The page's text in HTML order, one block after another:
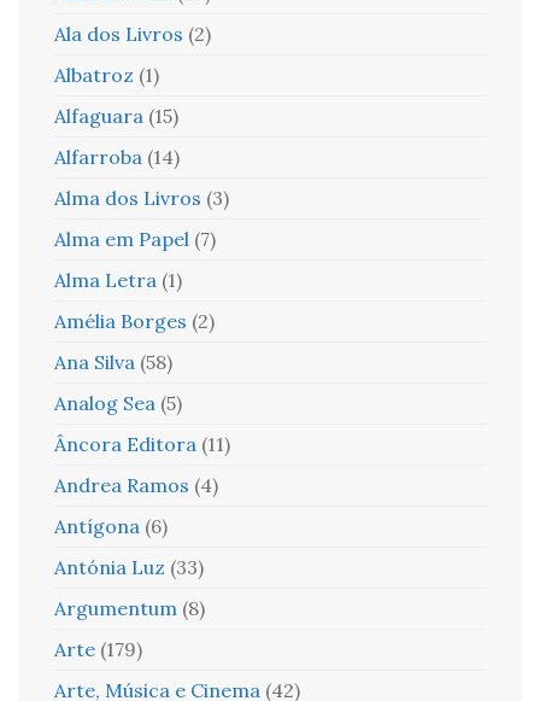
Ala dos Livros (2)
Albatroz (1)
Alfaguara (15)
Alfarroba (14)
Alma dos Livros (3)
Alma em Papel (7)
Alma Letra (1)
Amélia Borges (2)
Ana Silva (58)
Analog Sea (5)
Âncora Editora (11)
Andrea Ramos (4)
Antígona (6)
Antónia Luz (33)
Argumentum (8)
Arte (179)
Arte, Música e Cinema (42)